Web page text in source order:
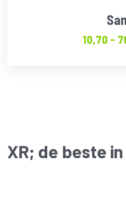
10,70 -
XR; de beste